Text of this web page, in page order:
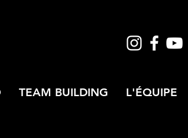
TEAM BUILDING L'ÉQUIPE